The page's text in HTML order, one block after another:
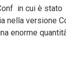
in cui è stato
nella versione
enorme